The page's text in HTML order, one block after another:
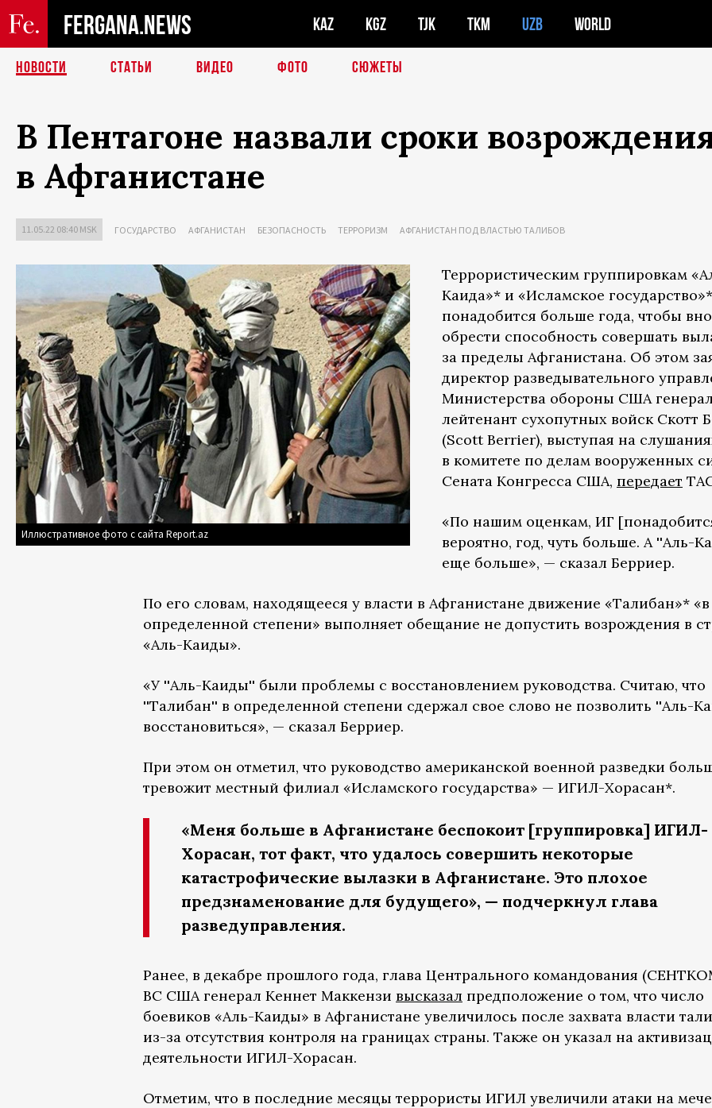
FERGANA.NEWS KAZ KGZ TJK TKM UZB WORLD
НОВОСТИ СТАТЬИ ВИДЕО ФОТО СЮЖЕТЫ
В Пентагоне назвали сроки
в Афганистане
11.05.22 08:40 MSK ГОСУДАРСТВО АФГАНИСТАН БЕЗОПАСНОСТЬ ТЕРРОРИЗМ АФГАНИСТАН ПОД ВЛАСТЬЮ ТАЛИБОВ
Иллюстративное фото с сайта Report.az
Террористическим группировкам
Каида»* и «Исламское государство»*
понадобится больше года, чтобы
обрести способность совершать
за пределы Афганистана. Об этом
директор разведывательного
Министерства обороны США
лейтенант сухопутных войск Скотт
(Scott Berrier), выступая на
в комитете по делам вооруженных
Сената Конгресса США, передает
«По нашим оценкам, ИГ
вероятно, год, чуть больше. А ''Аль-
еще больше», — сказал Берриер.
По его словам, находящееся у власти в Афганистане движение «Талибан»* «в
определенной степени» выполняет обещание не допустить возрождения в
«Аль-Каиды».
«У ''Аль-Каиды'' были проблемы с восстановлением руководства. Считаю, что
''Талибан'' в определенной степени сдержал свое слово не позволить ''Аль-
восстановиться», — сказал Берриер.
При этом он отметил, что руководство американской военной разведки
тревожит местный филиал «Исламского государства» — ИГИЛ-Хорасан*.
«Меня больше в Афганистане беспокоит [группировка] ИГИЛ-
Хорасан, тот факт, что удалось совершить некоторые
катастрофические вылазки в Афганистане. Это плохое
предзнаменование для будущего», — подчеркнул глава
разведуправления.
Ранее, в декабре прошлого года, глава Центрального командования
ВС США генерал Кеннет Маккензи высказал предположение о том, что число
боевиков «Аль-Каиды» в Афганистане увеличилось после захвата власти
из-за отсутствия контроля на границах страны. Также он указал на
деятельности ИГИЛ-Хорасан.
Отметим, что в последние месяцы террористы ИГИЛ увеличили атаки на